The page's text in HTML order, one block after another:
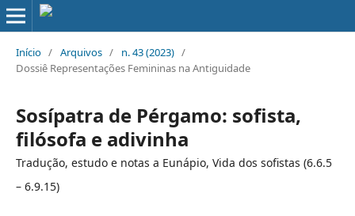
Início / Arquivos / n. 43 (2023) /
Dossiê Representações Femininas na Antiguidade
Sosípatra de Pérgamo: sofista,
filósofa e adivinha
Tradução, estudo e notas a Eunápio, Vida dos sofistas (6.6.5
– 6.9.15)